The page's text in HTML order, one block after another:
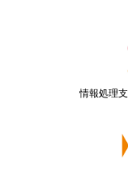
情報処理